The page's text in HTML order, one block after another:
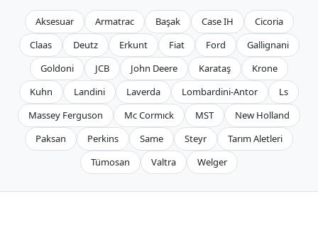
Aksesuar Armatrac Başak Case IH
Cicoria
Claas
Deutz Erkunt Fiat Ford
Gallignani
Goldoni
JCB John Deere Karataş
Krone
Kuhn
Landini Laverda Lombardini-Antor
Ls
Massey Ferguson
Mc Cormıck MST
New Holland
Paksan
Perkins Same Steyr
Tarım Aletleri
Tümosan
Valtra Welger